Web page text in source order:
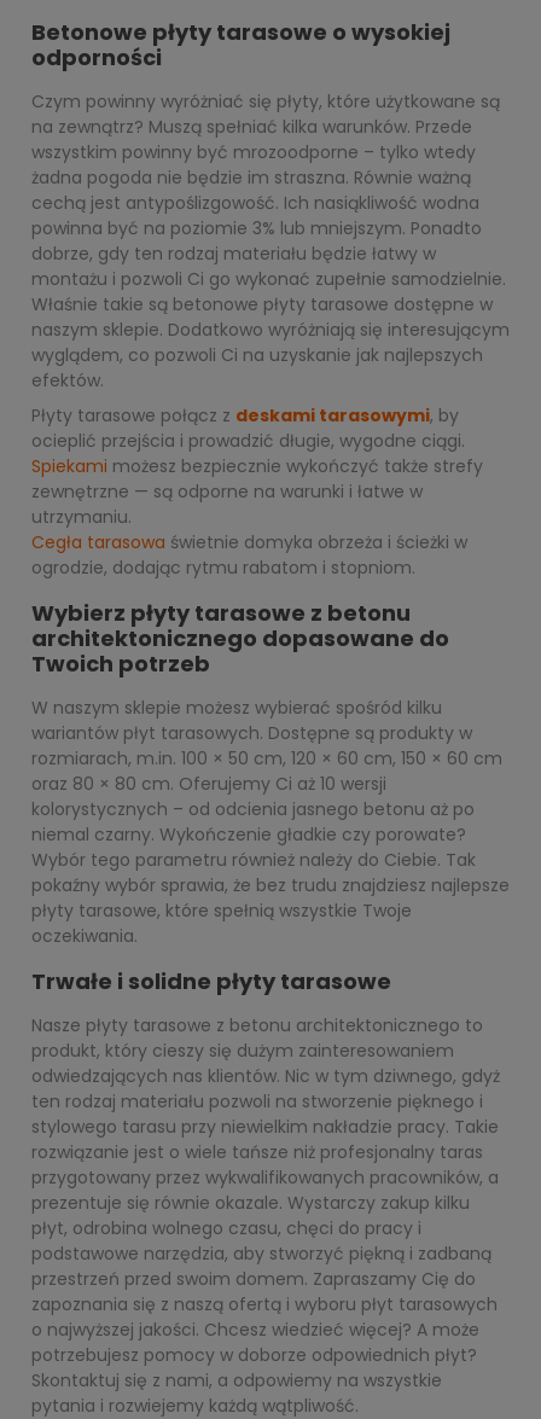
Betonowe płyty tarasowe o wysokiej
odporności
Czym powinny wyróżniać się płyty, które użytkowane są
na zewnątrz? Muszą spełniać kilka warunków. Przede
wszystkim powinny być mrozoodporne – tylko wtedy
żadna pogoda nie będzie im straszna. Równie ważną
cechą jest antypoślizgowość. Ich nasiąkliwość wodna
powinna być na poziomie 3% lub mniejszym. Ponadto
dobrze, gdy ten rodzaj materiału będzie łatwy w
montażu i pozwoli Ci go wykonać zupełnie samodzielnie.
Właśnie takie są betonowe płyty tarasowe dostępne w
naszym sklepie. Dodatkowo wyróżniają się interesującym
wyglądem, co pozwoli Ci na uzyskanie jak najlepszych
efektów.
Płyty tarasowe połącz z deskami tarasowymi, by
ocieplić przejścia i prowadzić długie, wygodne ciągi.
Spiekami możesz bezpiecznie wykończyć także strefy
zewnętrzne — są odporne na warunki i łatwe w
utrzymaniu.
Cegła tarasowa świetnie domyka obrzeża i ścieżki w
ogrodzie, dodając rytmu rabatom i stopniom.
Wybierz płyty tarasowe z betonu
architektonicznego dopasowane do
Twoich potrzeb
W naszym sklepie możesz wybierać spośród kilku
wariantów płyt tarasowych. Dostępne są produkty w
rozmiarach, m.in. 100 × 50 cm, 120 × 60 cm, 150 × 60 cm
oraz 80 × 80 cm. Oferujemy Ci aż 10 wersji
kolorystycznych – od odcienia jasnego betonu aż po
niemal czarny. Wykończenie gładkie czy porowate?
Wybór tego parametru również należy do Ciebie. Tak
pokaźny wybór sprawia, że bez trudu znajdziesz najlepsze
płyty tarasowe, które spełnią wszystkie Twoje
oczekiwania.
Trwałe i solidne płyty tarasowe
Nasze płyty tarasowe z betonu architektonicznego to
produkt, który cieszy się dużym zainteresowaniem
odwiedzających nas klientów. Nic w tym dziwnego, gdyż
ten rodzaj materiału pozwoli na stworzenie pięknego i
stylowego tarasu przy niewielkim nakładzie pracy. Takie
rozwiązanie jest o wiele tańsze niż profesjonalny taras
przygotowany przez wykwalifikowanych pracowników, a
prezentuje się równie okazale. Wystarczy zakup kilku
płyt, odrobina wolnego czasu, chęci do pracy i
podstawowe narzędzia, aby stworzyć piękną i zadbaną
przestrzeń przed swoim domem. Zapraszamy Cię do
zapoznania się z naszą ofertą i wyboru płyt tarasowych
o najwyższej jakości. Chcesz wiedzieć więcej? A może
potrzebujesz pomocy w doborze odpowiednich płyt?
Skontaktuj się z nami, a odpowiemy na wszystkie
pytania i rozwiejemy każdą wątpliwość.